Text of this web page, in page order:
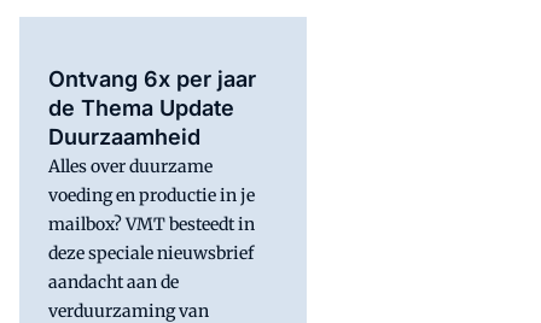
Ontvang 6x per jaar
de Thema Update
Duurzaamheid
Alles over duurzame
voeding en productie in je
mailbox? VMT besteedt in
deze speciale nieuwsbrief
aandacht aan de
verduurzaming van